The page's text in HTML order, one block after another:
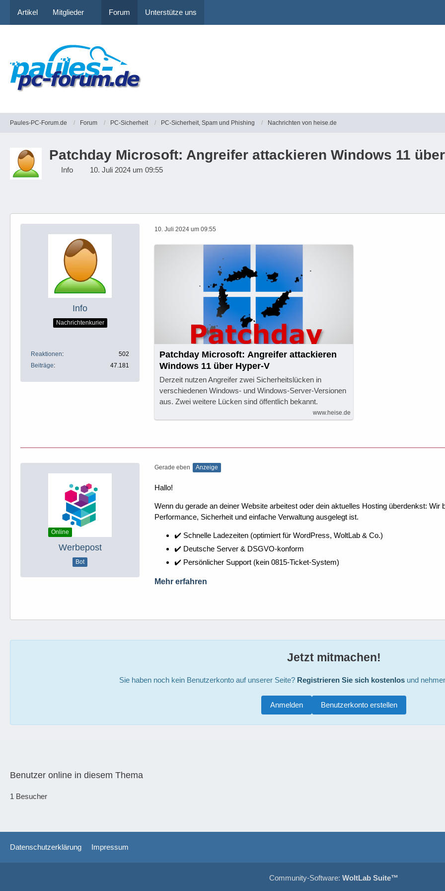
Artikel Mitglieder Forum Unterstütze uns
Paules-PC-Forum.de Forum PC-Sicherheit PC-Sicherheit, Spam und Phishing Nachrichten von heise.de
Patchday Microsoft: Angreifer attackieren Windows 11
Info 10. Juli 2024 um 09:55
Info
Nachrichtenkurier
Reaktionen
502
Beiträge
47.181
10. Juli 2024 um 09:55
Patchday Microsoft: Angreifer attackieren
Windows 11 über Hyper-V
Derzeit nutzen Angreifer zwei Sicherheitslücken in
verschiedenen Windows- und Windows-Server-Versionen
aus. Zwei weitere Lücken sind öffentlich bekannt.
www.heise.de
Online
Werbepost
Bot
Gerade eben Anzeige
Hallo!
Wenn du gerade an deiner Website arbeitest oder dein aktuelles Hosting überdenkst:
Performance, Sicherheit und einfache Verwaltung ausgelegt ist.
✔️ Schnelle Ladezeiten (optimiert für WordPress, WoltLab & Co.)
✔️ Deutsche Server & DSGVO-konform
✔️ Persönlicher Support (kein 0815-Ticket-System)
Mehr erfahren
Jetzt mitmachen!
Sie haben noch kein Benutzerkonto auf unserer Seite? Registrieren Sie sich kostenlosund
Benutzerkonto erstellen
Anmelden
Benutzer online in diesem Thema
1 Besucher
Datenschutzerklärung Impressum
Community-Software: WoltLab Suite™